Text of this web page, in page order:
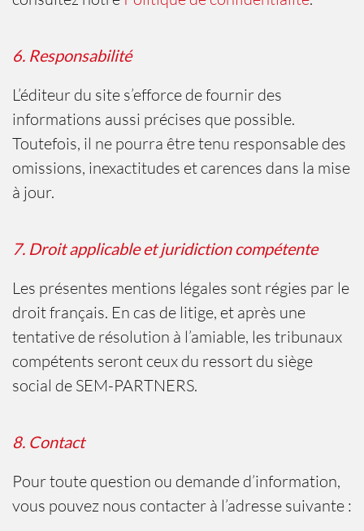
6. Responsabilité
L’éditeur du site s’efforce de fournir des
informations aussi précises que possible.
Toutefois, il ne pourra être tenu responsable des
omissions, inexactitudes et carences dans la mise
à jour.
7. Droit applicable et juridiction compétente
Les présentes mentions légales sont régies par le
droit français. En cas de litige, et après une
tentative de résolution à l’amiable, les tribunaux
compétents seront ceux du ressort du siège
social de SEM-PARTNERS.
8. Contact
Pour toute question ou demande d’information,
vous pouvez nous contacter à l’adresse suivante :